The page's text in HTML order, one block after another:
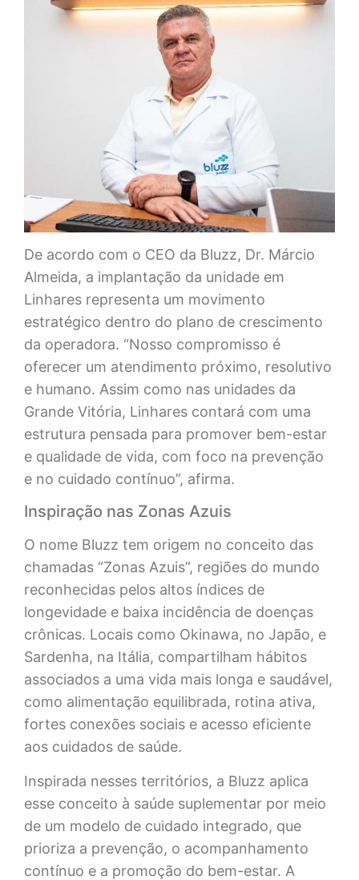
De acordo com o CEO da Bluzz, Dr. Márcio
Almeida, a implantação da unidade em
Linhares representa um movimento
estratégico dentro do plano de crescimento
da operadora. “Nosso compromisso é
oferecer um atendimento próximo, resolutivo
e humano. Assim como nas unidades da
Grande Vitória, Linhares contará com uma
estrutura pensada para promover bem-estar
e qualidade de vida, com foco na prevenção
e no cuidado contínuo”, afirma.
Inspiração nas Zonas Azuis
O nome Bluzz tem origem no conceito das
chamadas “Zonas Azuis”, regiões do mundo
reconhecidas pelos altos índices de
longevidade e baixa incidência de doenças
crônicas. Locais como Okinawa, no Japão, e
Sardenha, na Itália, compartilham hábitos
associados a uma vida mais longa e saudável,
como alimentação equilibrada, rotina ativa,
fortes conexões sociais e acesso eficiente
aos cuidados de saúde.
Inspirada nesses territórios, a Bluzz aplica
esse conceito à saúde suplementar por meio
de um modelo de cuidado integrado, que
prioriza a prevenção, o acompanhamento
contínuo e a promoção do bem-estar. A